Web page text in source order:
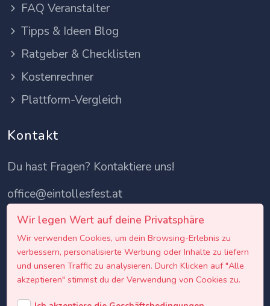
FAQ Veranstalter
Tipps & Ideen Blog
Ratgeber & Checklisten
Kostenrechner
Plattform-Vergleich
Kontakt
Du hast Fragen? Kontaktiere uns!
office@eintollesfest.at
Wir legen Wert auf deine Privatsphäre
Wir verwenden Cookies, um dein Browsing-Erlebnis zu
verbessern, personalisierte Werbung oder Inhalte zu liefern
und unseren Traffic zu analysieren. Durch Klicken auf "Alle
akzeptieren" stimmst du der Verwendung von Cookies zu.